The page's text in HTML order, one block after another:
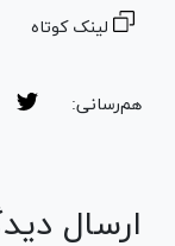
لینک کوتاه
هم‌رسانی:
ارسال